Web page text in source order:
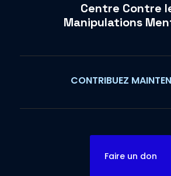
Centre Contre
Manipulations
CONTRIBUEZ
Faire un don